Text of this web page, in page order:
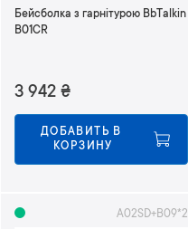
Бейсболка з гарнітурою BbTalkin
B01CR
3 942 ₴
ДОБАВИТЬ В
КОРЗИНУ
A02SD+B09*2